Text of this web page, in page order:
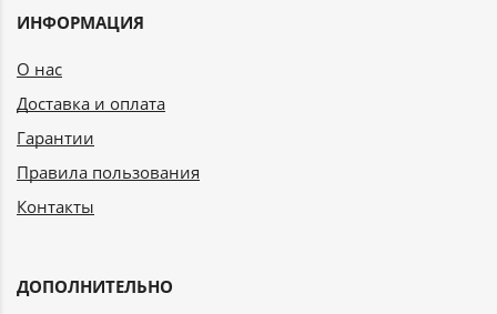
ИНФОРМАЦИЯ
О нас
Доставка и оплата
Гарантии
Правила пользования
Контакты
ДОПОЛНИТЕЛЬНО